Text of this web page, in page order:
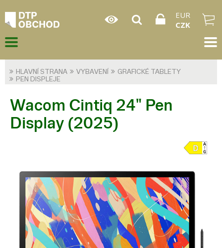
EUR
CZK
HLAVNÍ STRANA VYBAVENÍ
GRAFICKÉ TABLETY
PEN DISPLEJE
Wacom Cintiq 24" Pen
Display (2025)